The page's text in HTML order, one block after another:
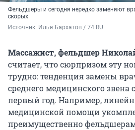
Фельдшеры и сегодня нередко заменяют
скорых
Источник: Илья Бархатов / 74.RU
Массажист, фельдшер
считает, что сюрпризом эту
трудно: тенденция замены
среднего медицинского звена
первый год. Например,
медицинской помощи
преимущественно